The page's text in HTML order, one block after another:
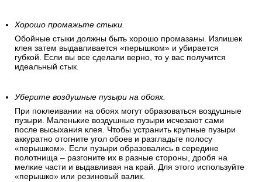
Хорошо промажьте стыки.
Обойные стыки должны быть хорошо промазаны. Излишек
клея затем выдавливается «перышком» и убирается
губкой. Если вы все сделали верно, то у вас получится
идеальный стык.
Уберите воздушные пузыри на обоях.
При поклеивании на обоях могут образоваться воздушные
пузыри. Маленькие воздушные пузыри исчезают сами
после высыхания клея. Чтобы устранить крупные пузыри
аккуратно отогните угол обоев и разгладьте полосу
«перышком». Если пузыри образовались в середине
полотнища – разгоните их в разные стороны, дробя на
мелкие части и выдавливая на край. Для этого используйте
«перышко» или резиновый валик.